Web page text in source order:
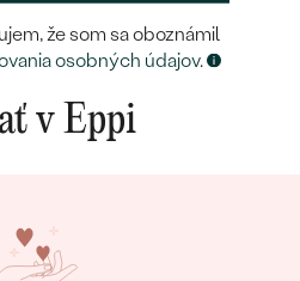
v Eppi
že som sa oboznámil
osobných údajov.